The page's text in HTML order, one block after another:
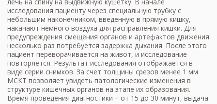
лечь на спину на выдвижную кушетку. В начале
исследования пациенту через специальную трубку c
небольшим наконечником, введенную в прямую кишку,
накачают немного воздуха для расправления кишки. Для
предупреждения смещения органов и артефактов движения
несколько раз потребуется задержка дыхания. После этого
пациент переворачивается на живот, и исследование
повторяется. Результат исследования отображается в
виде серии снимков. За счет толщины срезов менее 1 мм
МСКТ позволяет увидеть патологические изменения в
структуре кишечных органов на этапе их образования.
Время проведения диагностики – от 15 до 30 минут, выдача